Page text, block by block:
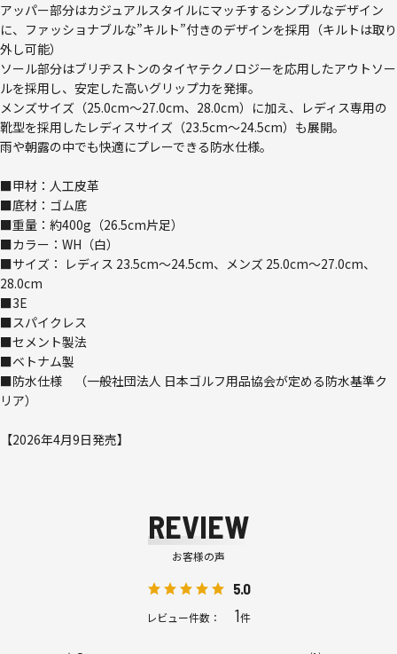
アッパー部分はカジュアルスタイルにマッチするシンプルなデザイン
に、ファッショナブルな”キルト”付きのデザインを採用（キルトは取り
外し可能）
ソール部分はブリヂストンのタイヤテクノロジーを応用したアウトソー
ルを採用し、安定した高いグリップ力を発揮。
メンズサイズ（25.0cm～27.0cm、28.0cm）に加え、レディス専用の
靴型を採用したレディスサイズ（23.5cm～24.5cm）も展開。
雨や朝露の中でも快適にプレーできる防水仕様。
■甲材：人工皮革
■底材：ゴム底
■重量：約400g（26.5cm片足）
■カラー：WH（白）
■サイズ： レディス 23.5cm～24.5cm、メンズ 25.0cm～27.0cm、
28.0cm
■3E
■スパイクレス
■セメント製法
■ベトナム製
■防水仕様 （一般社団法人 日本ゴルフ用品協会が定める防水基準ク
リア）
【2026年4月9日発売】
REVIEW
お客様の声
5.0
レビュー件数： 1件